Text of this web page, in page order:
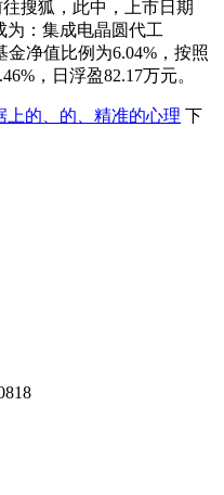
搜狐，此中，上市日期
为：集成电晶圆代工
金净值比例为6.04%，按照
，日浮盈82.17万元。
上的、的、精准的心理 下